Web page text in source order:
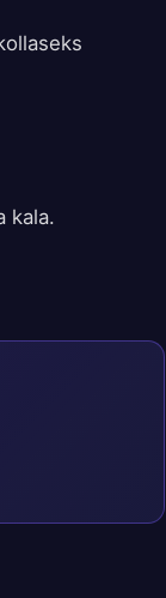
kala.